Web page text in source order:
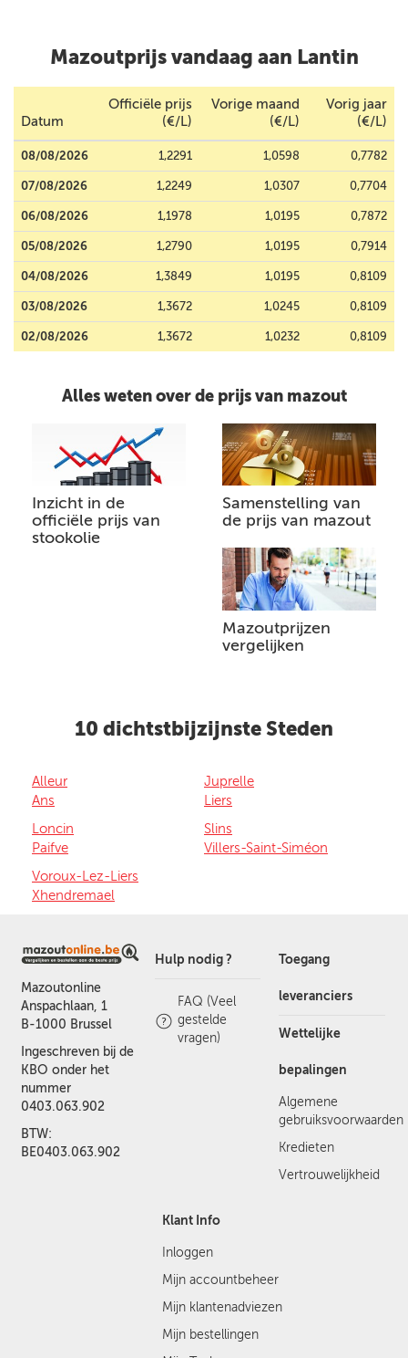
Mazoutprijs vandaag aan Lantin
Datum
Officiële prijs
(€/L)
Vorige maand
(€/L)
Vorig jaar
(€/L)
08/08/2026 1,2291 1,0598 0,7782
07/08/2026 1,2249 1,0307 0,7704
06/08/2026 1,1978 1,0195 0,7872
05/08/2026 1,2790 1,0195 0,7914
04/08/2026 1,3849 1,0195 0,8109
03/08/2026 1,3672 1,0245 0,8109
02/08/2026 1,3672 1,0232 0,8109
Alles weten over de prijs van mazout
Inzicht in de
officiële prijs van
stookolie
Samenstelling van
de prijs van mazout
Mazoutprijzen
vergelijken
10 dichtstbijzijnste Steden
Alleur
Ans
Juprelle
Liers
Loncin
Paifve
Slins
Villers-Saint-Siméon
Voroux-Lez-Liers
Xhendremael
Mazoutonline
Anspachlaan, 1
B-1000 Brussel
Ingeschreven bij de
KBO onder het
nummer
0403.063.902
BTW:
BE0403.063.902
Hulp nodig ?
FAQ (Veel
gestelde
vragen)
Toegang
leveranciers
Wettelijke
bepalingen
Algemene
gebruiksvoorwaarden
Kredieten
Vertrouwelijkheid
Klant Info
Inloggen
Mijn accountbeheer
Mijn klantenadviezen
Mijn bestellingen